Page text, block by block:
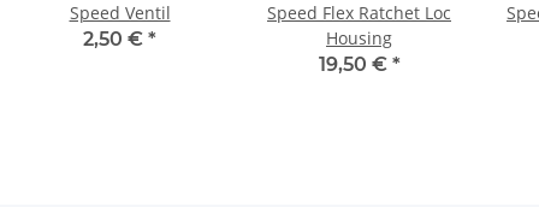
Speed Ventil
2,50 € *
Speed Flex Ratchet Loc
Housing
19,50 € *